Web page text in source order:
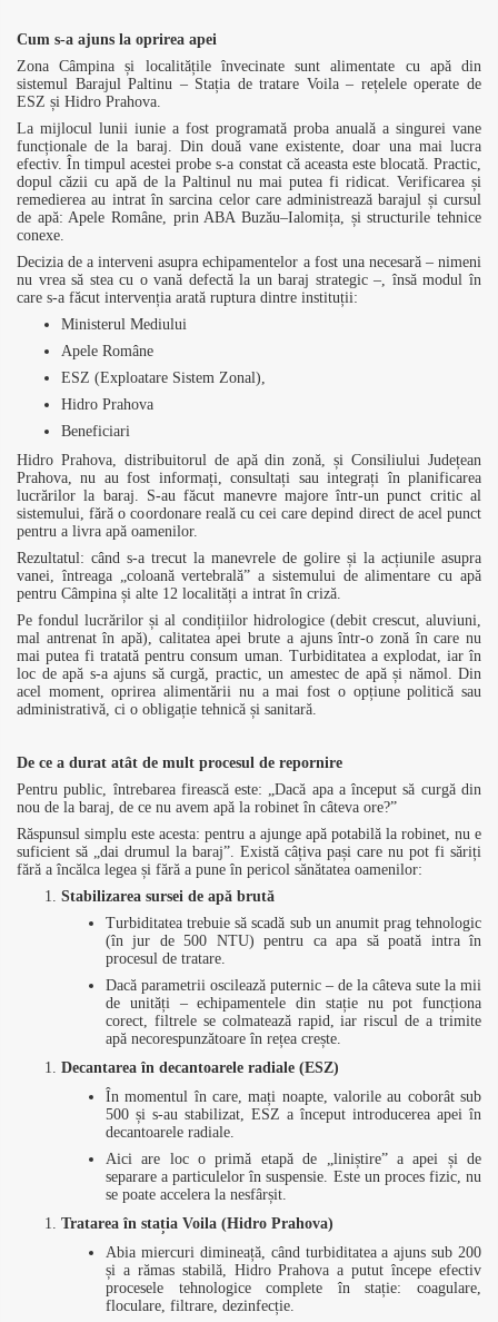
Cum s-a ajuns la oprirea apei
Zona Câmpina și localitățile învecinate sunt alimentate cu apă din
sistemul Barajul Paltinu – Stația de tratare Voila – rețelele operate de
ESZ și Hidro Prahova.
La mijlocul lunii iunie a fost programată proba anuală a singurei vane
funcționale de la baraj. Din două vane existente, doar una mai lucra
efectiv. În timpul acestei probe s-a constat că aceasta este blocată. Practic,
dopul căzii cu apă de la Paltinul nu mai putea fi ridicat. Verificarea și
remedierea au intrat în sarcina celor care administrează barajul și cursul
de apă: Apele Române, prin ABA Buzău–Ialomița, și structurile tehnice
conexe.
Decizia de a interveni asupra echipamentelor a fost una necesară – nimeni
nu vrea să stea cu o vană defectă la un baraj strategic –, însă modul în
care s-a făcut intervenția arată ruptura dintre instituții:
Ministerul Mediului
Apele Române
ESZ (Exploatare Sistem Zonal),
Hidro Prahova
Beneficiari
Hidro Prahova, distribuitorul de apă din zonă, și Consiliului Județean
Prahova, nu au fost informați, consultați sau integrați în planificarea
lucrărilor la baraj. S-au făcut manevre majore într-un punct critic al
sistemului, fără o coordonare reală cu cei care depind direct de acel punct
pentru a livra apă oamenilor.
Rezultatul: când s-a trecut la manevrele de golire și la acțiunile asupra
vanei, întreaga „coloană vertebrală” a sistemului de alimentare cu apă
pentru Câmpina și alte 12 localități a intrat în criză.
Pe fondul lucrărilor și al condițiilor hidrologice (debit crescut, aluviuni,
mal antrenat în apă), calitatea apei brute a ajuns într-o zonă în care nu
mai putea fi tratată pentru consum uman. Turbiditatea a explodat, iar în
loc de apă s-a ajuns să curgă, practic, un amestec de apă și nămol. Din
acel moment, oprirea alimentării nu a mai fost o opțiune politică sau
administrativă, ci o obligație tehnică și sanitară.
De ce a durat atât de mult procesul de repornire
Pentru public, întrebarea firească este: „Dacă apa a început să curgă din
nou de la baraj, de ce nu avem apă la robinet în câteva ore?”
Răspunsul simplu este acesta: pentru a ajunge apă potabilă la robinet, nu e
suficient să „dai drumul la baraj”. Există câțiva pași care nu pot fi săriți
fără a încălca legea și fără a pune în pericol sănătatea oamenilor:
Stabilizarea sursei de apă brută
Turbiditatea trebuie să scadă sub un anumit prag tehnologic
(în jur de 500 NTU) pentru ca apa să poată intra în
procesul de tratare.
Dacă parametrii oscilează puternic – de la câteva sute la mii
de unități – echipamentele din stație nu pot funcționa
corect, filtrele se colmatează rapid, iar riscul de a trimite
apă necorespunzătoare în rețea crește.
Decantarea în decantoarele radiale (ESZ)
În momentul în care, mați noapte, valorile au coborât sub
500 și s-au stabilizat, ESZ a început introducerea apei în
decantoarele radiale.
Aici are loc o primă etapă de „liniștire” a apei și de
separare a particulelor în suspensie. Este un proces fizic, nu
se poate accelera la nesfârșit.
Tratarea în stația Voila (Hidro Prahova)
Abia miercuri dimineață, când turbiditatea a ajuns sub 200
și a rămas stabilă, Hidro Prahova a putut începe efectiv
procesele tehnologice complete în stație: coagulare,
floculare, filtrare, dezinfecție.